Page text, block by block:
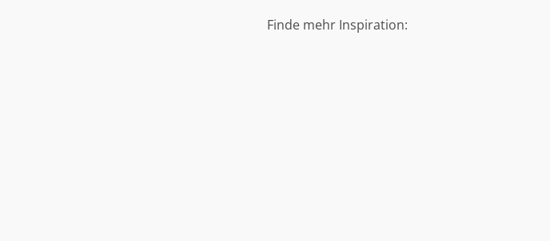
Finde mehr Inspiration: